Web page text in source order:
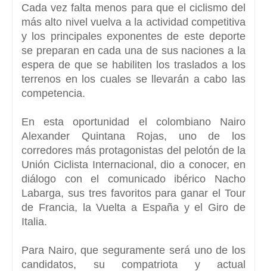
Cada vez falta menos para que el ciclismo del
más alto nivel vuelva a la actividad competitiva
y los principales exponentes de este deporte
se preparan en cada una de sus naciones a la
espera de que se habiliten los traslados a los
terrenos en los cuales se llevarán a cabo las
competencia.
En esta oportunidad el colombiano Nairo
Alexander Quintana Rojas, uno de los
corredores más protagonistas del pelotón de la
Unión Ciclista Internacional, dio a conocer, en
diálogo con el comunicado ibérico Nacho
Labarga, sus tres favoritos para ganar el Tour
de Francia, la Vuelta a España y el Giro de
Italia.
Para Nairo, que seguramente será uno de los
candidatos, su compatriota y actual